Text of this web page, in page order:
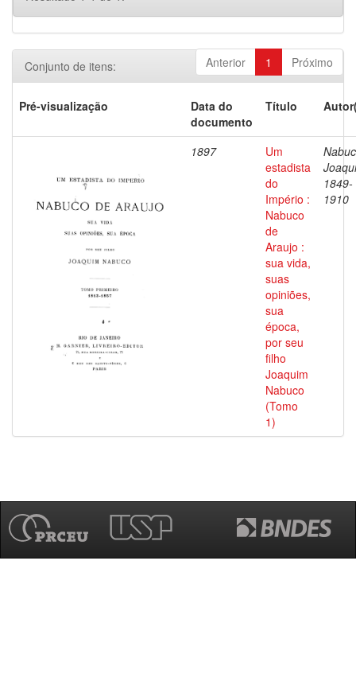
Anterior 1 Próximo
Conjunto de itens:
Pré-visualização
Data do
documento
Título
1897
Um
estadista
do
Império :
Nabuco
de
Araujo :
sua vida,
suas
opiniões,
sua
época,
por seu
filho
Joaquim
Nabuco
(Tomo
1)
1849-
1910